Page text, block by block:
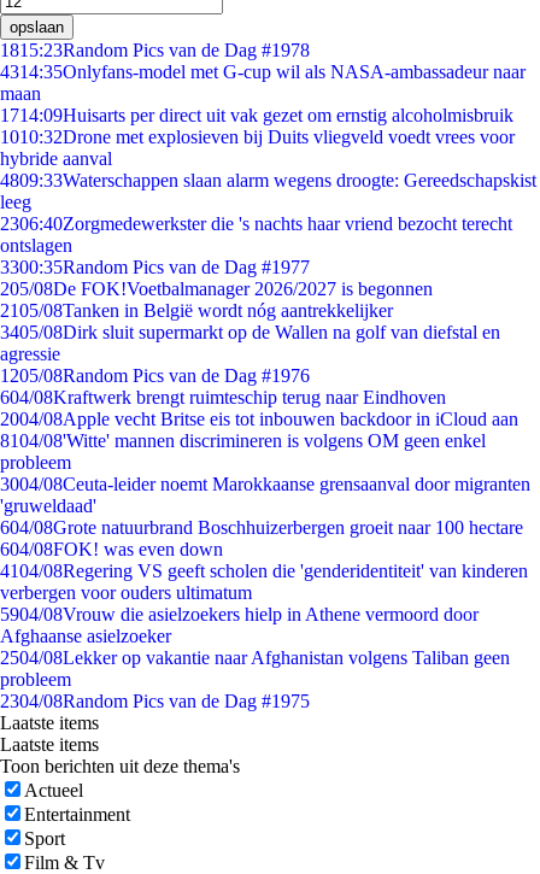
opslaan
1815:23Random Pics van de Dag #1978
4314:35Onlyfans-model met G-cup wil als NASA-ambassadeur naar
maan
1714:09Huisarts per direct uit vak gezet om ernstig alcoholmisbruik
1010:32Drone met explosieven bij Duits vliegveld voedt vrees voor
hybride aanval
4809:33Waterschappen slaan alarm wegens droogte: Gereedschapskist
leeg
2306:40Zorgmedewerkster die 's nachts haar vriend bezocht terecht
ontslagen
3300:35Random Pics van de Dag #1977
205/08De FOK!Voetbalmanager 2026/2027 is begonnen
2105/08Tanken in België wordt nóg aantrekkelijker
3405/08Dirk sluit supermarkt op de Wallen na golf van diefstal en
agressie
1205/08Random Pics van de Dag #1976
604/08Kraftwerk brengt ruimteschip terug naar Eindhoven
2004/08Apple vecht Britse eis tot inbouwen backdoor in iCloud aan
8104/08'Witte' mannen discrimineren is volgens OM geen enkel
probleem
3004/08Ceuta-leider noemt Marokkaanse grensaanval door migranten
'gruweldaad'
604/08Grote natuurbrand Boschhuizerbergen groeit naar 100 hectare
604/08FOK! was even down
4104/08Regering VS geeft scholen die 'genderidentiteit' van kinderen
verbergen voor ouders ultimatum
5904/08Vrouw die asielzoekers hielp in Athene vermoord door
Afghaanse asielzoeker
2504/08Lekker op vakantie naar Afghanistan volgens Taliban geen
probleem
2304/08Random Pics van de Dag #1975
Laatste items
Laatste items
Toon berichten uit deze thema's
Actueel
Entertainment
Sport
Film & Tv